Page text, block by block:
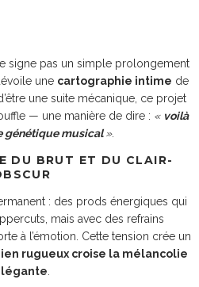
signe pas un simple prolongement
une cartographie intime de
une suite mécanique, ce projet
— une manière de dire : « voilà
génétique musical».
DU BRUT ET DU CLAIR-
: des prods énergiques qui
mais avec des refrains
à l’émotion. Cette tension crée un
rugueux croise la mélancolie